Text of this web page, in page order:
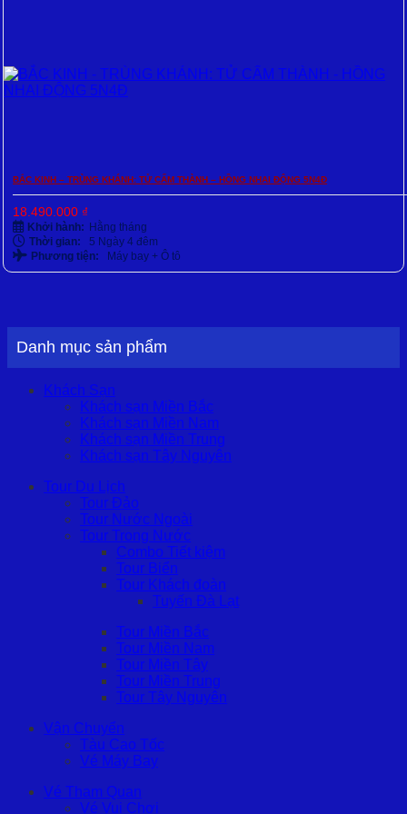
BẮC KINH – TRÙNG KHÁNH: TỬ CẤM THÀNH – HỒNG NHAI ĐỘNG 5N4Đ
18.490.000 ₫
Khởi hành: Hằng tháng
Thời gian:
5 Ngày 4 đêm
Phương tiện:
Máy bay + Ô tô
Danh mục sản phẩm
Khách Sạn
Khách sạn Miền Bắc
Khách sạn Miền Nam
Khách sạn Miền Trung
Khách sạn Tây Nguyên
Tour Du Lịch
Tour Đảo
Tour Nước Ngoài
Tour Trong Nước
Combo Tiết kiệm
Tour Biển
Tour Khách đoàn
Tuyến Đà Lạt
Tour Miền Bắc
Tour Miền Nam
Tour Miền Tây
Tour Miền Trung
Tour Tây Nguyên
Vận Chuyển
Tàu Cao Tốc
Vé Máy Bay
Vé Tham Quan
Vé Vui Chơi